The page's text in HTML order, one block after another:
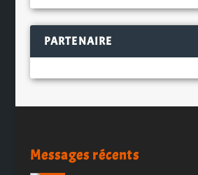
PARTENAIRE
Messages récents